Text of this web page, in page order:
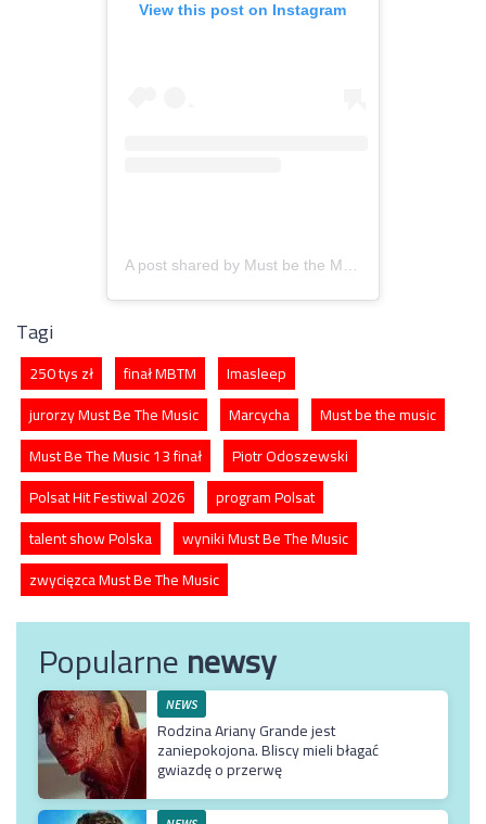
View this post on Instagram
Tagi
250 tys zł finał MBTM
Imasleep
jurorzy Must Be The Music
Marcycha
Must be the music
Must Be The Music 13 finał
Piotr Odoszewski
Polsat Hit Festiwal 2026
program Polsat
talent show Polska
wyniki Must Be The Music
zwycięzca Must Be The Music
Popularnenewsy
NEWS
Rodzina Ariany Grande jest
zaniepokojona. Bliscy mieli błagać
gwiazdę o przerwę